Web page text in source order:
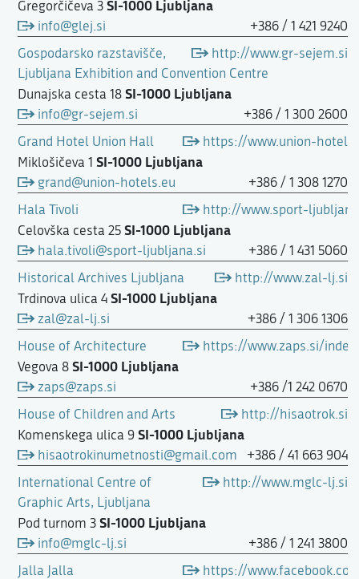
Gregorčičeva 3 SI-1000 Ljubljana
+386 / 1 421 9240
info@glej.si
http://www.gr-sejem.si
Gospodarsko razstavišče,
Ljubljana Exhibition and Convention Centre
Dunajska cesta 18 SI-1000 Ljubljana
+386 / 1 300 2600
info@gr-sejem.si
https://www.union-
Grand Hotel Union Hall
Miklošičeva 1 SI-1000 Ljubljana
+386 / 1 308 1270
grand@union-hotels.eu
http://www.sport-
Hala Tivoli
Celovška cesta 25 SI-1000 Ljubljana
+386 / 1 431 5060
hala.tivoli@sport-ljubljana.si
http://www.zal-lj.si
Historical Archives Ljubljana
Trdinova ulica 4 SI-1000 Ljubljana
+386 / 1 306 1306
zal@zal-lj.si
https://www.zaps.si/
House of Architecture
Vegova 8 SI-1000 Ljubljana
+386 /1 242 0670
zaps@zaps.si
http://hisaotrok.si
House of Children and Arts
Komenskega ulica 9 SI-1000 Ljubljana
+386 / 41 663 904
hisaotrokinumetnosti@gmail.com
http://www.mglc-lj.si
International Centre of
Graphic Arts, Ljubljana
Pod turnom 3 SI-1000 Ljubljana
+386 / 1 241 3800
info@mglc-lj.si
https://
Jalla Jalla